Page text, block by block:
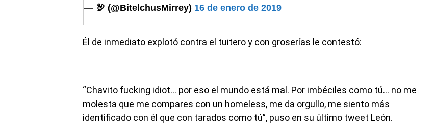
— 🦃 (@BitelchusMirrey) 16 de enero de 2019
Él de inmediato explotó contra el tuitero y con groserías le contestó:
“Chavito fucking idiot… por eso el mundo está mal. Por imbéciles como tú… no me
molesta que me compares con un homeless, me da orgullo, me siento más
identificado con él que con tarados como tú”, puso en su último tweet León.